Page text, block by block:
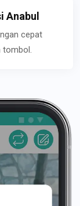
Anabul
cepat
tombol.